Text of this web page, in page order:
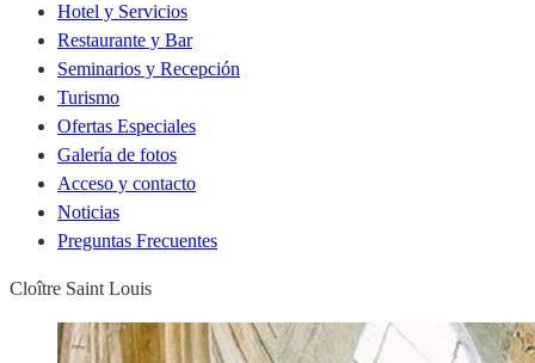
Hotel y Servicios
Restaurante y Bar
Seminarios y Recepción
Turismo
Ofertas Especiales
Galería de fotos
Acceso y contacto
Noticias
Preguntas Frecuentes
Cloître Saint Louis